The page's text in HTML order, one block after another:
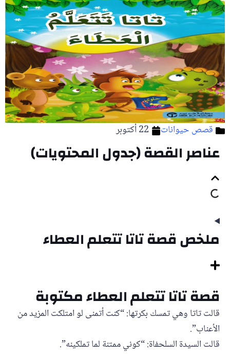
قصص حيوانات 22 أكتوبر
عناصر القصة (جدول المحتويات)
ملخص قصة تاتا تتعلم العطاء
قصة تاتا تتعلم العطاء مكتوبة
قالت تاتا وهي تمسك بكرتها: “كنت أتمنى لو امتلكت المزيد من
الأعناب”.
قالت السيدة السلحفاة: “كوني ممتنة لما تملكينه”.